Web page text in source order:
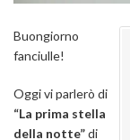
Buongiorno
fanciulle!
Oggi vi parlerò di
“La prima stella
della notte”di